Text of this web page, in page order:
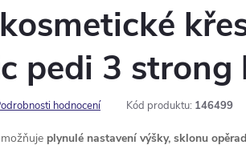
pedi 3 strong
hodnocení Kód produktu: 146499
plynulé nastavení výšky, sklonu